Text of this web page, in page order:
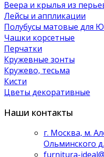
Веера и крылья из
Лейсы и аппликации
Полубусы матовые для
Чашки корсетные
Перчатки
Кружевные зонты
Кружево, тесьма
Кисти
Цветы декоративные
Наши контакты
г. Москва, м.
Ольминского
furnitura-